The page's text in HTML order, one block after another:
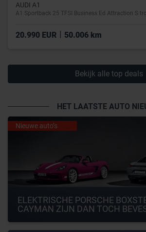
AUDI A1
A1 Sportback 25 TFSI Business Ed Attraction S
20.990 EUR 50.006 km
Bekijk alle top deals
HET LAATSTE AUTO
Nieuwe auto’s
ELEKTRISCHE PORSCHE
CAYMAN ZIJN DAN TOCH